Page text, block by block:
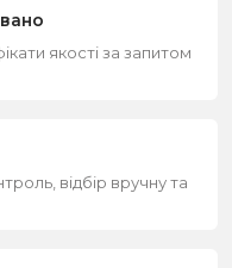
якості за запитом
відбір вручну та